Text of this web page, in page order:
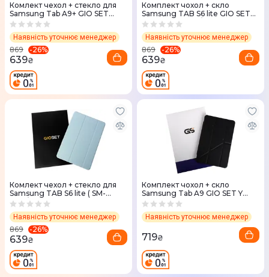
Комлект чехол + стекло для
Samsung Tab A9+ GIO SET
Уellow
Наявність уточнює менеджер
869 -26%
639₴
Комплект чохол + скло
Samsung TAB S6 lite GIO SET
Yellow (SM-P615/SM-P610)
Наявність уточнює менеджер
869 -26%
639₴
Комлект чехол + стекло для
Samsung TAB S6 lite ( SM-
P615/SM-P610) GIO SET SKY
BLUE
Наявність уточнює менеджер
869 -26%
639₴
Комплект чохол + скло
Samsung Tab A9 GIO SET Y
Fold Acrylic (Black)
Наявність уточнює менеджер
719₴